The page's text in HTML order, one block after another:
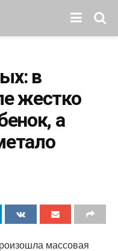
в
жестко
а
массовая